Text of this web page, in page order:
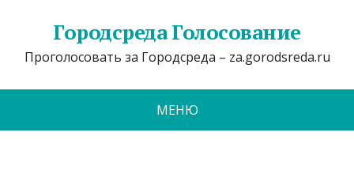
Городсреда Голосование
Проголосовать за Городсреда – za.gorodsreda.ru
МЕНЮ